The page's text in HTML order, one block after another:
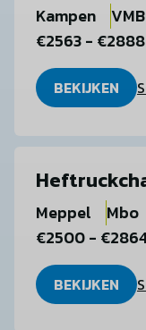
Kampen
€2563 - €2888
BEKIJKEN
Meppel Mbo
€2500 -
BEKIJKEN